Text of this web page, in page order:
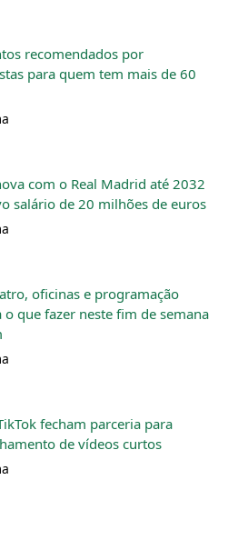
recomendados por
para quem tem mais de 60
com o Real Madrid até 2032
salário de 20 milhões de euros
oficinas e programação
o que fazer neste fim de semana
fecham parceria para
de vídeos curtos